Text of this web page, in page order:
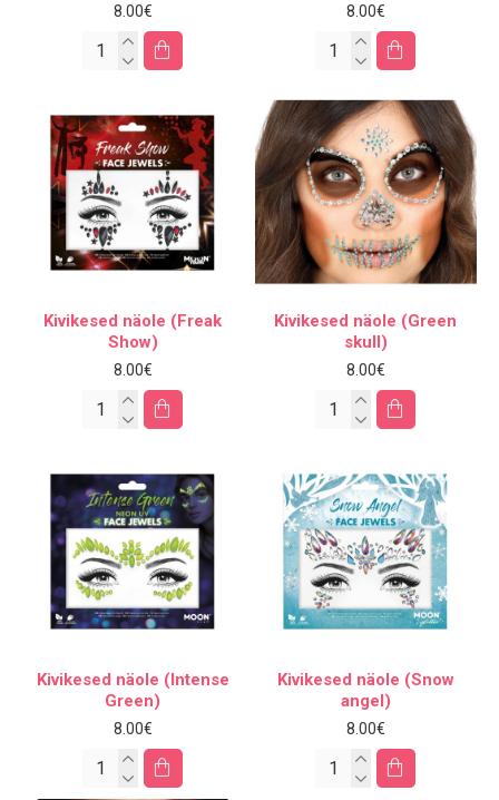
8.00€ 8.00€
Kivikesed näole (Freak
Show)
8.00€
Kivikesed näole (Green
skull)
8.00€
Kivikesed näole (Intense
Green)
8.00€
Kivikesed näole (Snow
angel)
8.00€